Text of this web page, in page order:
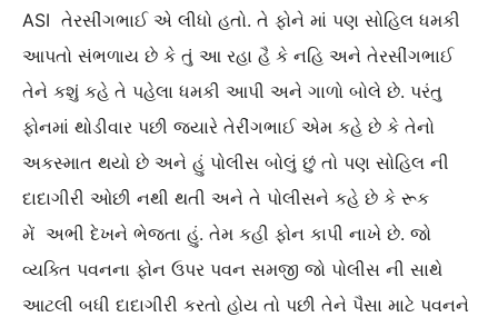
ASI તેરસીંગભાઈ એ લીધો હતો. તે ફોને માં પણ સોહિલ ધમકી
આપતો સંભળાય છે કે તું આ રહા હૈ કે નહિ અને તેરસીંગભાઈ
તેને કશું કહે તે પહેલા ધમકી આપી અને ગાળો બોલે છે. પરંતુ
ફોનમાં થોડીવાર પછી જયારે તેરીંગભાઈ એમ કહે છે કે તેનો
અકસ્માત થયો છે અને હું પોલીસ બોલું છું તો પણ સોહિલ ની
દાદાગીરી ઓછી નથી થતી અને તે પોલીસને કહે છે કે રૂક
મેં અભી દેખને ભેજતા હું. તેમ કહી ફોન કાપી નાખે છે. જો
વ્યક્તિ પવનના ફોન ઉપર પવન સમજી જો પોલીસ ની સાથે
આટલી બધી દાદાગીરી કરતો હોય તો પછી તેને પૈસા માટે પવનને